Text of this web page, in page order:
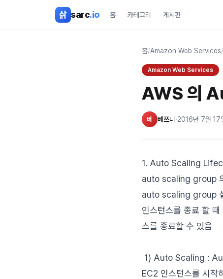
삵 sarc.io 홈 카테고리 게시판
홈/Amazon Web Services/
Amazon Web Services
AWS 의
베 베쯔니 ·2016년 7월 17
1. Auto Scaling
auto scaling group
auto scaling group 설
인스턴스를 종료 할
스를 종료할 수 있음
1) Auto Scaling :
EC2 인스턴스를 시작